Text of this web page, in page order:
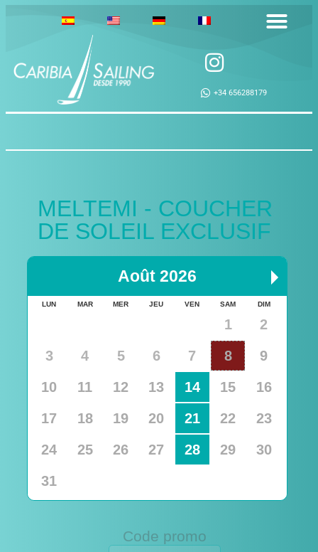
+34 656288179